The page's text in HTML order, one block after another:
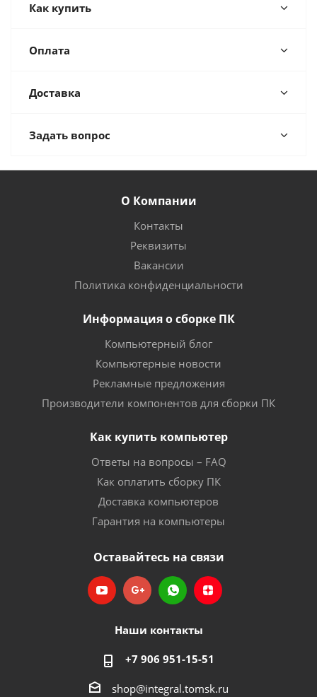
Как купить
Оплата
Доставка
Задать вопрос
О Компании
Контакты
Реквизиты
Вакансии
Политика конфиденциальности
Информация о сборке ПК
Компьютерный блог
Компьютерные новости
Рекламные предложения
Производители компонентов для сборки ПК
Как купить компьютер
Ответы на вопросы – FAQ
Как оплатить сборку ПК
Доставка компьютеров
Гарантия на компьютеры
Оставайтесь на связи
Наши контакты
+7 906 951-15-51
shop@integral.tomsk.ru